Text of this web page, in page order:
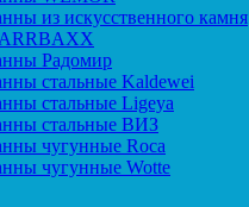
из искусственного камня
Радомир
стальные Kaldewei
стальные Ligeya
стальные ВИЗ
чугунные Roca
чугунные Wotte